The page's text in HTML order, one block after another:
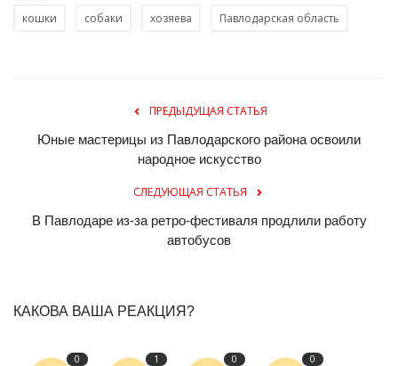
кошки собаки хозяева Павлодарская область
ПРЕДЫДУЩАЯ СТАТЬЯ
Юные мастерицы из Павлодарского района освоили
народное искусство
СЛЕДУЮЩАЯ СТАТЬЯ
В Павлодаре из-за ретро-фестиваля продлили работу
автобусов
КАКОВА ВАША РЕАКЦИЯ?
0 1 0 0